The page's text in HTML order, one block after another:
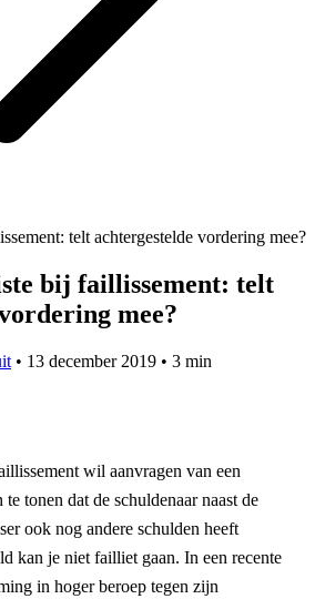
telt achtergestelde vordering mee?
bij faillissement: telt
mee?
• 13 december 2019 • 3 min
wil aanvragen van een
tonen dat de schuldenaar naast de
ook nog andere schulden heeft
kan je niet failliet gaan. In een recente
in hoger beroep tegen zijn